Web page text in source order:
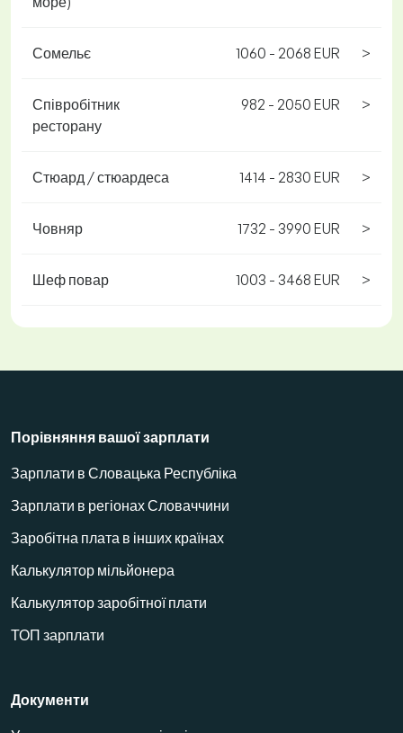
Сомельє 1060 - 2068 EUR >
Співробітник
ресторану
982 - 2050 EUR >
Стюард / стюардеса 1414 - 2830 EUR >
Човняр 1732 - 3990 EUR >
Шеф повар 1003 - 3468 EUR >
Порівняння вашої зарплати
Зарплати в Словацька Республіка
Зарплати в регіонах Словаччини
Заробітна плата в інших країнах
Калькулятор мільйонера
Калькулятор заробітної плати
ТОП зарплати
Документи